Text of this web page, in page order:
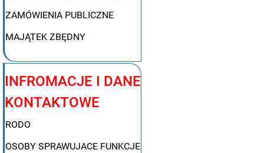
ZAMÓWIENIA PUBLICZNE
MAJĄTEK ZBĘDNY
INFROMACJE I DANE
KONTAKTOWE
RODO
OSOBY SPRAWUJACE FUNKCJE